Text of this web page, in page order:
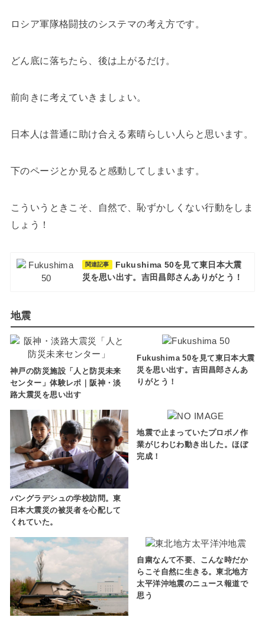
ロシア軍隊格闘技のシステマの考え方です。
どん底に落ちたら、後は上がるだけ。
前向きに考えていきましょい。
日本人は普通に助け合える素晴らしい人らと思います。
下のページとか見ると感動してしまいます。
こういうときこそ、自然で、恥ずかしくない行動をしま
しょう！
関連記事
Fukushima 50を見て東日本大震
災を思い出す。吉田昌郎さんありがとう！
地震
神戸の防災施設「人と防災未来
センター」体験レポ｜阪神・淡
路大震災を思い出す
Fukushima 50を見て東日本大震
災を思い出す。吉田昌郎さんあ
りがとう！
バングラデシュの学校訪問。東
日本大震災の被災者を心配して
くれていた。
地震で止まっていたプロボノ作
業がじわじわ動き出した。ほぼ
完成！
自粛なんて不要、こんな時だか
らこそ自然に生きる。東北地方
太平洋沖地震のニュース報道で
思う